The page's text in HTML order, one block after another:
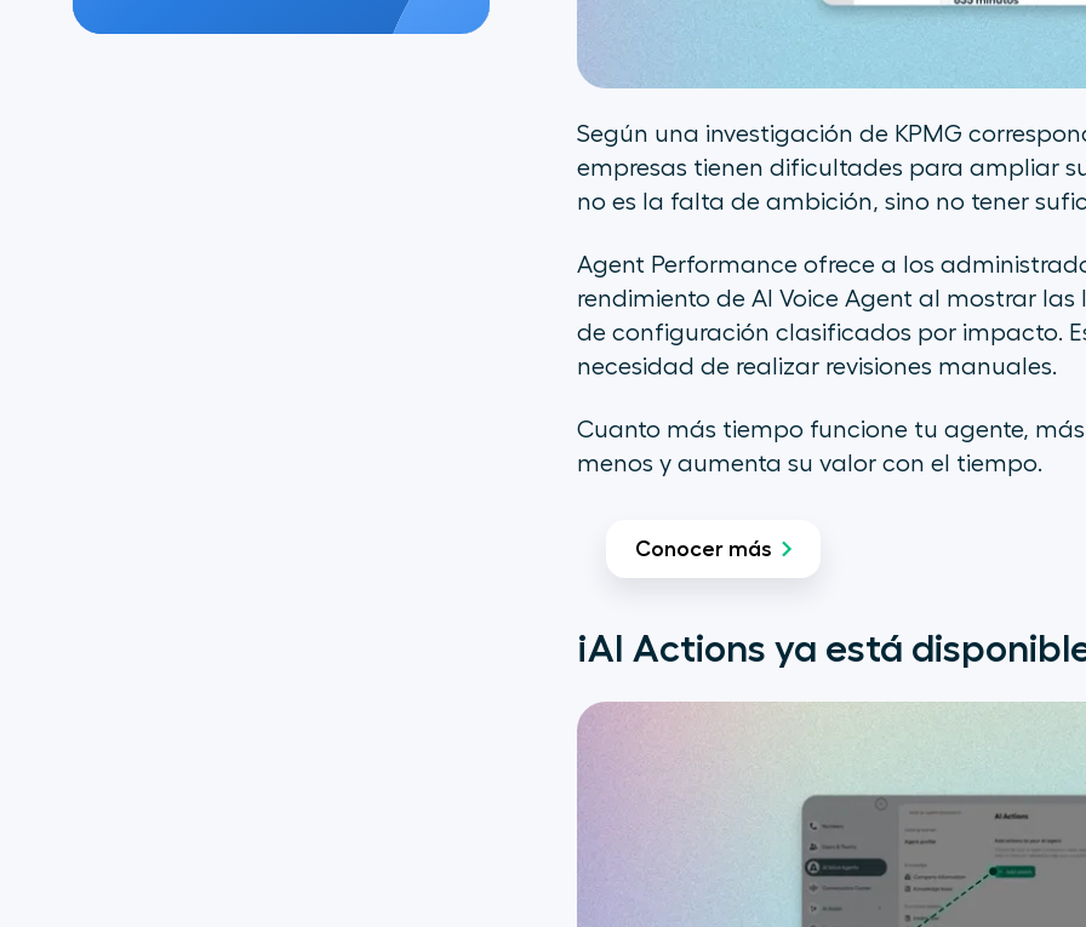
Según una investigación de KPMG
empresas tienen dificultades para ampliar
no es la falta de ambición, sino no tener
Agent Performance ofrece a los
rendimiento de AI Voice Agent al mostrar
de configuración clasificados por impacto.
necesidad de realizar revisiones manuales.
Cuanto más tiempo funcione tu agente,
menos y aumenta su valor con el tiempo.
Conocer más
¡AI Actions ya está